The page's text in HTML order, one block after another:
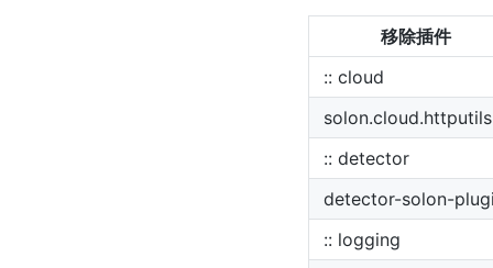
移除插件
:: cloud
solon.cloud.httputils
:: detector
detector-solon-
:: logging